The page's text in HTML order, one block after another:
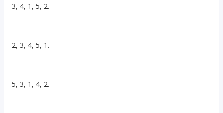
3, 4, 1, 5, 2.
2, 3, 4, 5, 1.
5, 3, 1, 4, 2.